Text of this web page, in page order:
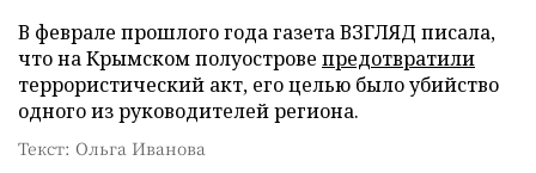
В феврале прошлого года газета ВЗГЛЯД писала,
что на Крымском полуострове предотвратили
террористический акт, его целью было убийство
одного из руководителей региона.
Текст: Ольга Иванова